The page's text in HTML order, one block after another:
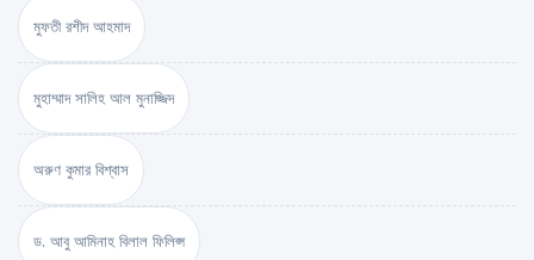
মুফতী রশীদ আহমাদ
মুহাম্মাদ সালিহ আল মুনাজ্জিদ
অরুণ কুমার বিশ্বাস
ড. আবু আমিনাহ বিলাল ফিলিপ্স